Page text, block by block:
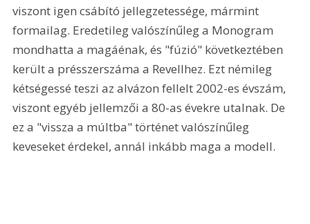
viszont igen csábító jellegzetessége, mármint
formailag. Eredetileg valószínűleg a Monogram
mondhatta a magáénak, és "fúzió" következtében
került a présszerszáma a Revellhez. Ezt némileg
kétségessé teszi az alvázon fellelt 2002-es évszám,
viszont egyéb jellemzői a 80-as évekre utalnak. De
ez a "vissza a múltba" történet valószínűleg
keveseket érdekel, annál inkább maga a modell.